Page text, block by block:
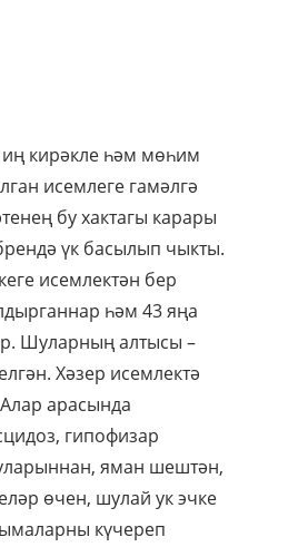
иң кирәкле һәм мөһим
исемлеге гамәлгә
бу хактагы карары
үк басылып чыкты.
исемлектән бер
һәм 43 яңа
Шуларның алтысы –
Хәзер исемлектә
арасында
гипофизар
яман шештән,
өчен, шулай ук эчке
күчереп